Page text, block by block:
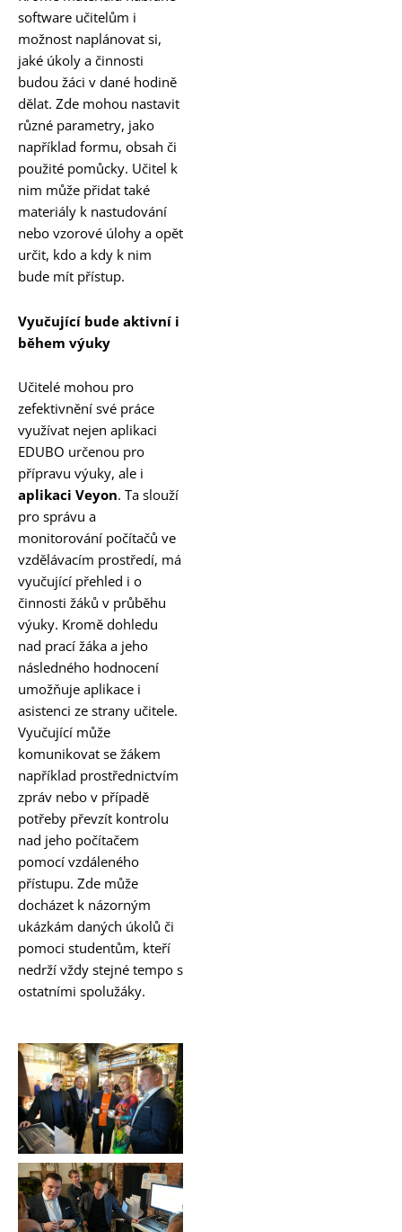
software učitelům i
možnost naplánovat si,
jaké úkoly a činnosti
budou žáci v dané hodině
dělat. Zde mohou nastavit
různé parametry, jako
například formu, obsah či
použité pomůcky. Učitel k
nim může přidat také
materiály k nastudování
nebo vzorové úlohy a opět
určit, kdo a kdy k nim
bude mít přístup.
Vyučující bude aktivní i
během výuky
Učitelé mohou pro
zefektivnění své práce
využívat nejen aplikaci
EDUBO určenou pro
přípravu výuky, ale i
aplikaci Veyon. Ta slouží
pro správu a
monitorování počítačů ve
vzdělávacím prostředí, má
vyučující přehled i o
činnosti žáků v průběhu
výuky. Kromě dohledu
nad prací žáka a jeho
následného hodnocení
umožňuje aplikace i
asistenci ze strany učitele.
Vyučující může
komunikovat se žákem
například prostřednictvím
zpráv nebo v případě
potřeby převzít kontrolu
nad jeho počítačem
pomocí vzdáleného
přístupu. Zde může
docházet k názorným
ukázkám daných úkolů či
pomoci studentům, kteří
nedrží vždy stejné tempo s
ostatními spolužáky.